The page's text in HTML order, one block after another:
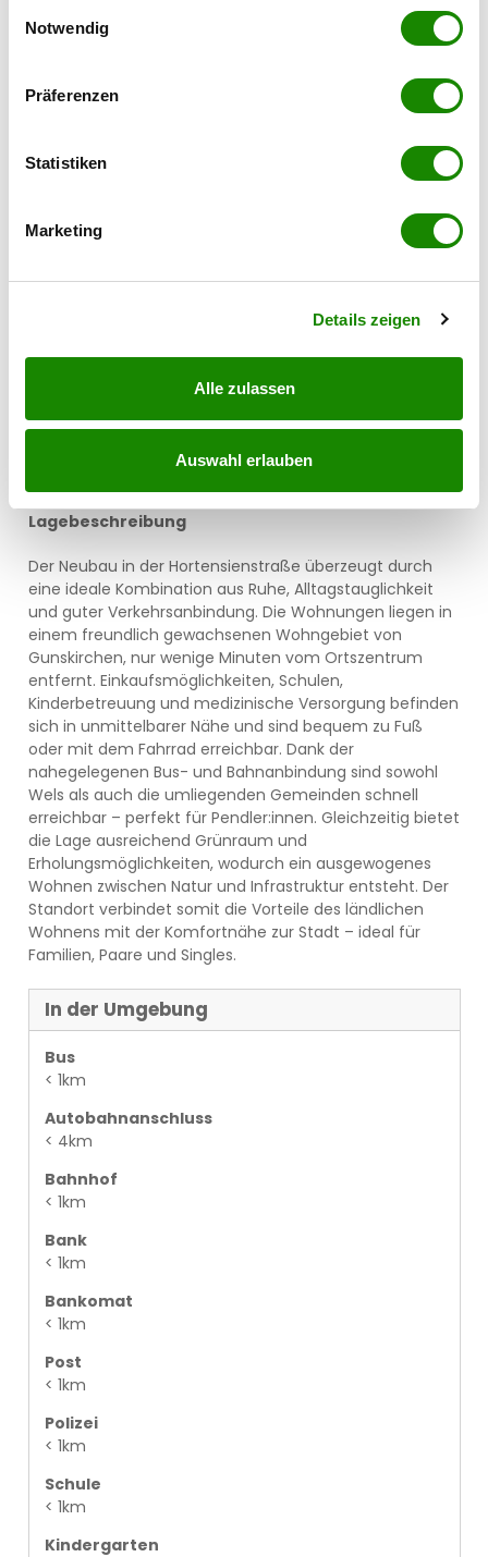
Trigger Symbol ändern oder widerrufen
Informationen über Ihre geografische Lage
können
bestimmten Merkmalen (Fingerprinting) identifizieren
Erfahren Sie mehr darüber, wie Ihre persönlichen Daten
Notwendig
Präferenzen
Statistiken
Marketing
Details zeigen
Alle zulassen
Auswahl erlauben
Lagebeschreibung
Der Neubau in der Hortensienstraße überzeugt durch
eine ideale Kombination aus Ruhe, Alltagstauglichkeit
und guter Verkehrsanbindung. Die Wohnungen liegen in
einem freundlich gewachsenen Wohngebiet von
Gunskirchen, nur wenige Minuten vom Ortszentrum
entfernt. Einkaufsmöglichkeiten, Schulen,
Kinderbetreuung und medizinische Versorgung befinden
sich in unmittelbarer Nähe und sind bequem zu Fuß
oder mit dem Fahrrad erreichbar. Dank der
nahegelegenen Bus- und Bahnanbindung sind sowohl
Wels als auch die umliegenden Gemeinden schnell
erreichbar – perfekt für Pendler:innen. Gleichzeitig bietet
die Lage ausreichend Grünraum und
Erholungsmöglichkeiten, wodurch ein ausgewogenes
Wohnen zwischen Natur und Infrastruktur entsteht. Der
Standort verbindet somit die Vorteile des ländlichen
Wohnens mit der Komfortnähe zur Stadt – ideal für
Familien, Paare und Singles.
In der Umgebung
Bus
< 1km
Autobahnanschluss
< 4km
Bahnhof
< 1km
Bank
< 1km
Bankomat
< 1km
Post
< 1km
Polizei
< 1km
Schule
< 1km
Kindergarten